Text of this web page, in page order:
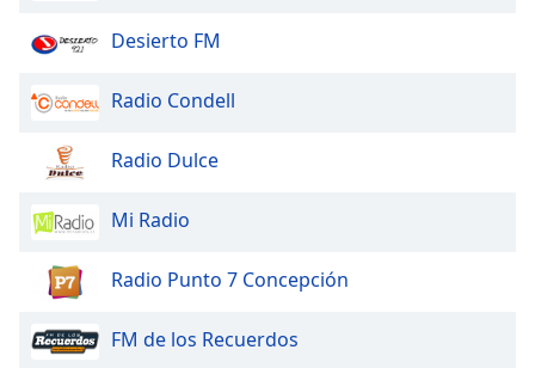
Desierto FM
Radio Condell
Radio Dulce
Mi Radio
Radio Punto 7 Concepción
FM de los Recuerdos